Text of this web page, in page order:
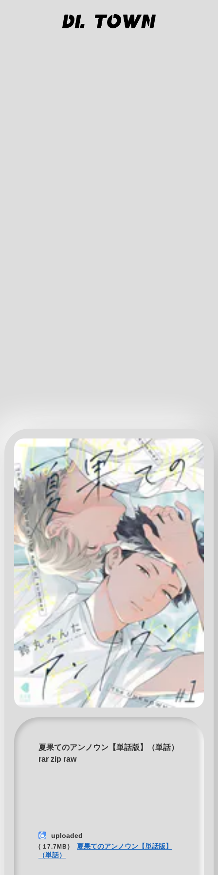
夏果てのアンノウン【単話版】（単話）
rar zip raw
uploaded
( 17.7MB)
夏果てのアンノウン【単話版】
（単話）